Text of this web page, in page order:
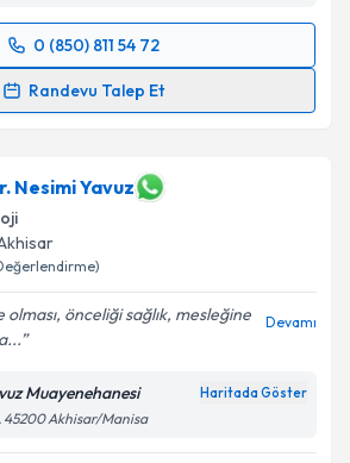
0 (850) 811 54 72
Randevu Talep Et
Talebi
e-posta ile
ve kişisel verilerimin belirtilen
işlenmesini kabul ediyorum.
Nesimi Yavuz
önceliği sağlık, mesleğine
Devamı
Muayenehanesi Haritada Göster
45200 Akhisar/Manisa